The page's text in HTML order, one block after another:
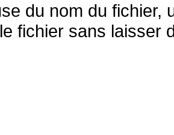
du nom du fichier,
fichier sans laisser